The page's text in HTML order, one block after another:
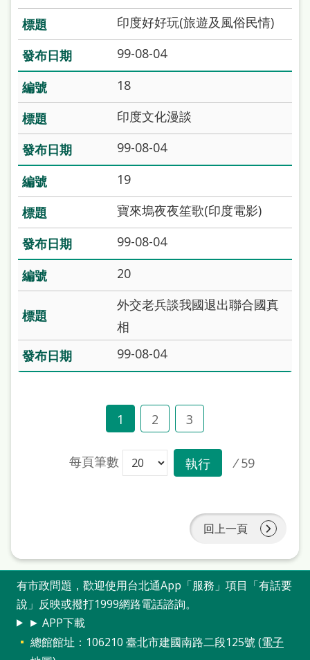
印度好好玩(旅遊及風俗民情)
99-08-04
18
印度文化漫談
99-08-04
19
寶來塢夜夜笙歌(印度電影)
99-08-04
20
外交老兵談我國退出聯合國真
相
99-08-04
1 2 3
每頁筆數 執行 / 59
回上一頁
有市政問題，歡迎使用台北通App「服務」項目「有話要
說」反映或撥打1999網路電話諮詢。
► APP下載
總館館址：106210 臺北市建國南路二段125號 (電子